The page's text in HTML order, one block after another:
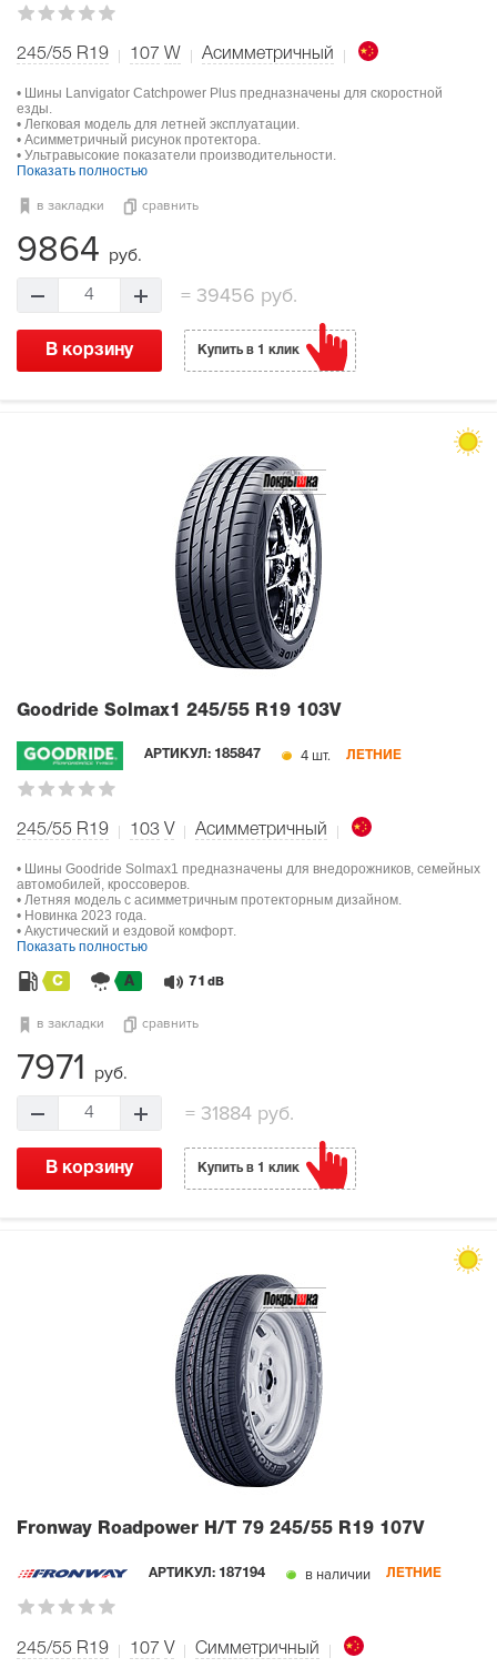
245/55 R19 107 W Асимметричный
• Шины Lanvigator Catchpower Plus предназначены для скоростной
езды.
• Легковая модель для летней эксплуатации.
• Асимметричный рисунок протектора.
• Ультравысокие показатели производительности.
Показать полностью
в закладки сравнить
9864 руб.
4 = 39456 руб.
В корзину Купить в 1 клик
Goodride Solmax1 245/55 R19 103V
АРТИКУЛ: 185847 4 шт. ЛЕТНИЕ
245/55 R19 103 V Асимметричный
• Шины Goodride Solmax1 предназначены для внедорожников, семейных
автомобилей, кроссоверов.
• Летняя модель с асимметричным протекторным дизайном.
• Новинка 2023 года.
• Акустический и ездовой комфорт.
Показать полностью
C A 71 dB
в закладки сравнить
7971 руб.
4 =31884 руб.
В корзину Купить в 1 клик
Fronway Roadpower H/T 79 245/55 R19 107V
АРТИКУЛ: 187194 в наличии ЛЕТНИЕ
245/55 R19 107 V Симметричный